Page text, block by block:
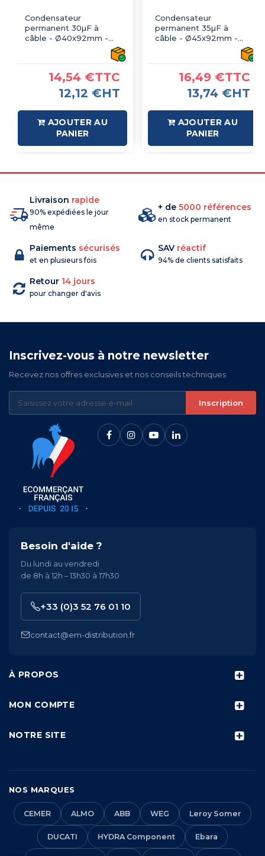
Condensateur
permanent 30µF à
câble - Ø40x92mm -
14,54 €TTC
12,12 €HT
AJOUTER AU
PANIER
Condensateur
permanent 35µF à
câble - Ø45x92mm -
16,49 €TTC
13,74 €HT
AJOUTER AU
PANIER
Livraison rapide
90% expédiées le jour
même
+ de 5000 références
en stock permanent
Paiements sécurisés
et en plusieurs fois
SAV réactif
94% de clients satisfaits
Retour 14 jours
pour changer d'avis
Inscrivez-vous à notre newsletter
Recevez nos offres exclusives et nos conseils techniques
Inscription
À PROPOS
MON COMPTE
NOTRE SITE
Besoin d'aide ?
Du lundi au vendredi
de 8h à 12h – 13h30 à 17h30
+33 (0)3 52 76 01 10
contact@em-distribution.fr
NOS MARQUES
CEMER ALMO ABB WEG Leroy Somer
DUCATI HYDRA Component Ebara